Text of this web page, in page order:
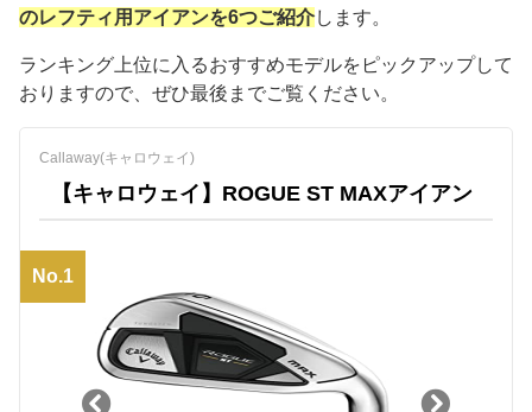
のレフティ用アイアンを6つご紹介します。
ランキング上位に入るおすすめモデルをピックアップして
おりますので、ぜひ最後までご覧ください。
Callaway(キャロウェイ)
【キャロウェイ】ROGUE ST MAXアイアン
No.1